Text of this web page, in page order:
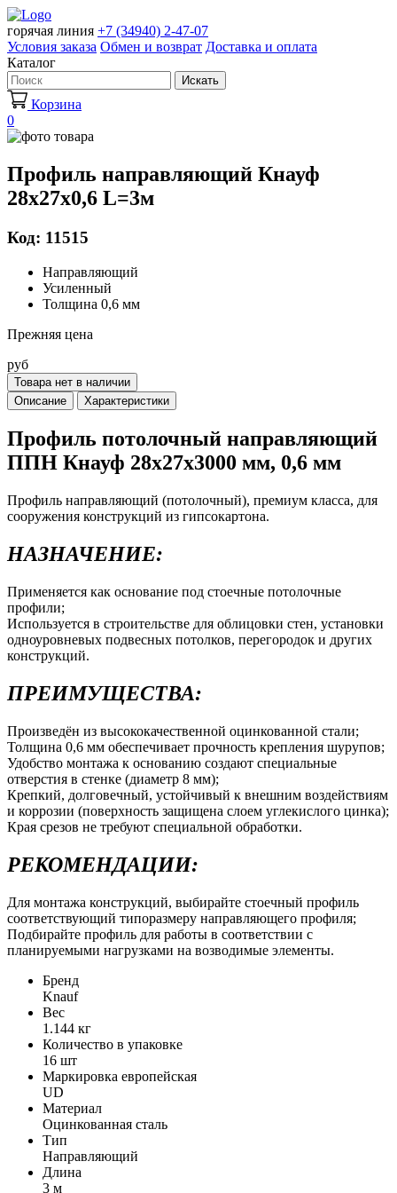
горячая линия +7 (34940) 2-47-07
Условия заказа Обмен и возврат Доставка и оплата
Каталог
Искать
Корзина
0
Профиль направляющий Кнауф
28х27х0,6 L=3м
Код: 11515
Направляющий
Усиленный
Толщина 0,6 мм
Прежняя цена
руб
Товара нет в наличии
Описание
Характеристики
Профиль потолочный направляющий
ППН Кнауф 28х27х3000 мм, 0,6 мм
Профиль направляющий (потолочный), премиум класса, для
сооружения конструкций из гипсокартона.
НАЗНАЧЕНИЕ:
Применяется как основание под стоечные потолочные
профили;
Используется в строительстве для облицовки стен, установки
одноуровневых подвесных потолков, перегородок и других
конструкций.
ПРЕИМУЩЕСТВА:
Произведён из высококачественной оцинкованной стали;
Толщина 0,6 мм обеспечивает прочность крепления шурупов;
Удобство монтажа к основанию создают специальные
отверстия в стенке (диаметр 8 мм);
Крепкий, долговечный, устойчивый к внешним воздействиям
и коррозии (поверхность защищена слоем углекислого цинка);
Края срезов не требуют специальной обработки.
РЕКОМЕНДАЦИИ:
Для монтажа конструкций, выбирайте стоечный профиль
соответствующий типоразмеру направляющего профиля;
Подбирайте профиль для работы в соответствии с
планируемыми нагрузками на возводимые элементы.
Бренд
Knauf
Вес
1.144 кг
Количество в упаковке
16 шт
Маркировка европейская
UD
Материал
Оцинкованная сталь
Тип
Направляющий
Длина
3 м